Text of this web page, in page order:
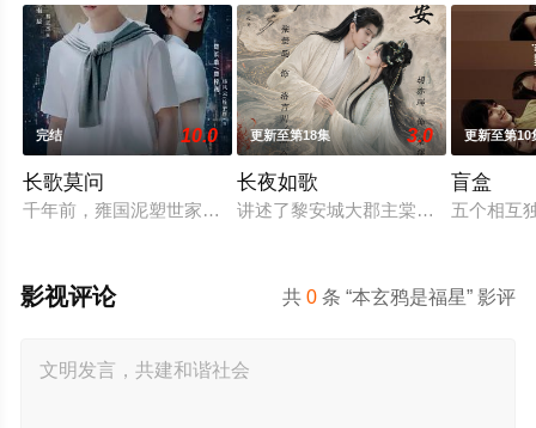
完结 10.0
长歌莫问
千年前，雍国泥塑世家楚门因进贡的“十二生肖”离奇流血炸裂
更新至第18集 3.0
长夜如歌
讲述了黎安城大郡主棠溪槿与烈云峥
更新至第10
盲盒
五个相互
共0 条 “本玄鸦是福星” 影评
影视评论